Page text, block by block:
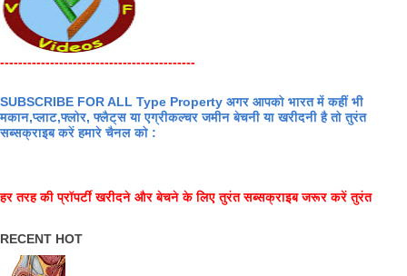
-------------------------------------------
SUBSCRIBE FOR ALL Type Property अगर आपको भारत में कहीं भी
मकान,प्लाट,फ्लोर, फ्लैट्स या एग्रीकल्चर जमीन बेचनी या खरीदनी है तो तुरंत
सब्सक्राइब करें हमारे चैनल को :
हर तरह की प्रॉपर्टी खरीदने और बेचने के लिए तुरंत सब्सक्राइब जरूर करें तुरंत
RECENT HOT